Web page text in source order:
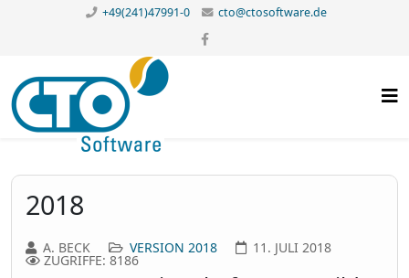
+49(241)47991-0 cto@ctosoftware.de
2018
A. BECK VERSION 2018 11. JULI 2018
ZUGRIFFE: 8186